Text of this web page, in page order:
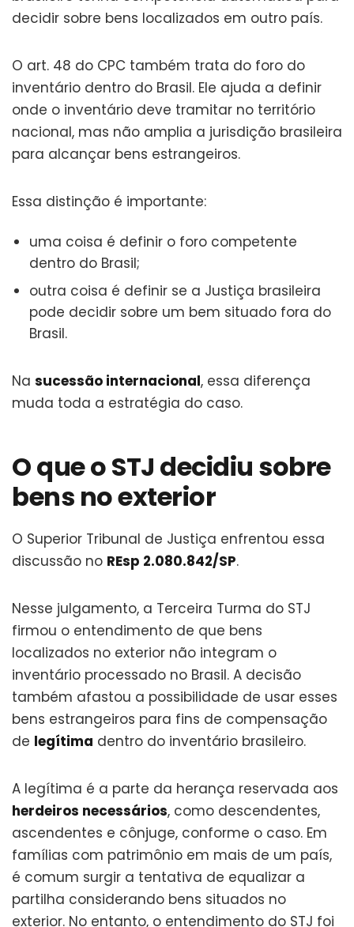
decidir sobre bens localizados em outro país.
O art. 48 do CPC também trata do foro do
inventário dentro do Brasil. Ele ajuda a definir
onde o inventário deve tramitar no território
nacional, mas não amplia a jurisdição brasileira
para alcançar bens estrangeiros.
Essa distinção é importante:
uma coisa é definir o foro competente
dentro do Brasil;
outra coisa é definir se a Justiça brasileira
pode decidir sobre um bem situado fora do
Brasil.
Na sucessão internacional, essa diferença
muda toda a estratégia do caso.
O que o STJ decidiu sobre
bens no exterior
O Superior Tribunal de Justiça enfrentou essa
discussão no REsp 2.080.842/SP.
Nesse julgamento, a Terceira Turma do STJ
firmou o entendimento de que bens
localizados no exterior não integram o
inventário processado no Brasil. A decisão
também afastou a possibilidade de usar esses
bens estrangeiros para fins de compensação
de legítima dentro do inventário brasileiro.
A legítima é a parte da herança reservada aos
herdeiros necessários, como descendentes,
ascendentes e cônjuge, conforme o caso. Em
famílias com patrimônio em mais de um país,
é comum surgir a tentativa de equalizar a
partilha considerando bens situados no
exterior. No entanto, o entendimento do STJ foi